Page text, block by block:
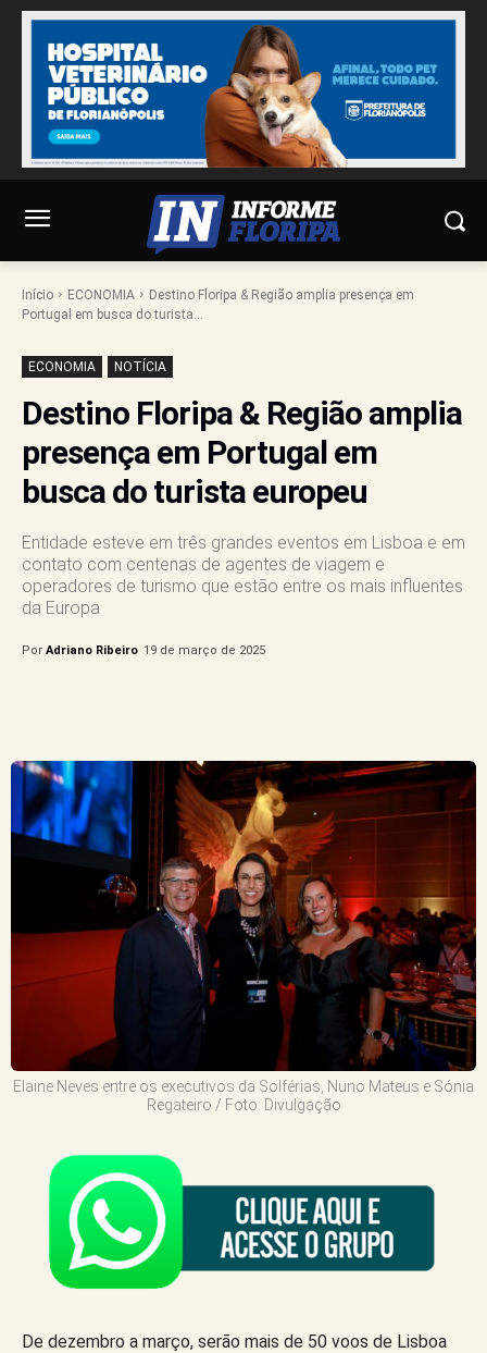
Início ECONOMIA
Destino Floripa & Região amplia presença em
Portugal em busca do turista...
ECONOMIA NOTÍCIA
Destino Floripa & Região amplia
presença em Portugal em
busca do turista europeu
Entidade esteve em três grandes eventos em Lisboa e em
contato com centenas de agentes de viagem e
operadores de turismo que estão entre os mais influentes
da Europa
Por Adriano Ribeiro 19 de março de 2025
Elaine Neves entre os executivos da Solférias, Nuno Mateus e Sónia
Regateiro / Foto: Divulgação
De dezembro a março, serão mais de 50 voos de Lisboa